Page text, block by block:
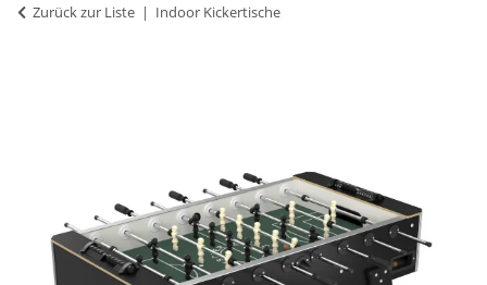
Zurück zur Liste Indoor Kickertische